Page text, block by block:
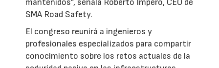
mantenidos”, señala Roberto Impero, CEO de
SMA Road Safety.
El congreso reunirá a ingenieros y
profesionales especializados para compartir
conocimiento sobre los retos actuales de la